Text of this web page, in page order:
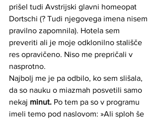
prišel tudi Avstrijski glavni homeopat
Dortschi (? Tudi njegovega imena nisem
pravilno zapomnila). Hotela sem
preveriti ali je moje odklonilno stališče
res opravičeno. Niso me prepričali v
nasprotno.
Najbolj me je pa odbilo, ko sem slišala,
da so nauku o miazmah posvetili samo
nekaj minut. Po tem pa so v programu
imeli temo pod naslovom: »Ali sploh še